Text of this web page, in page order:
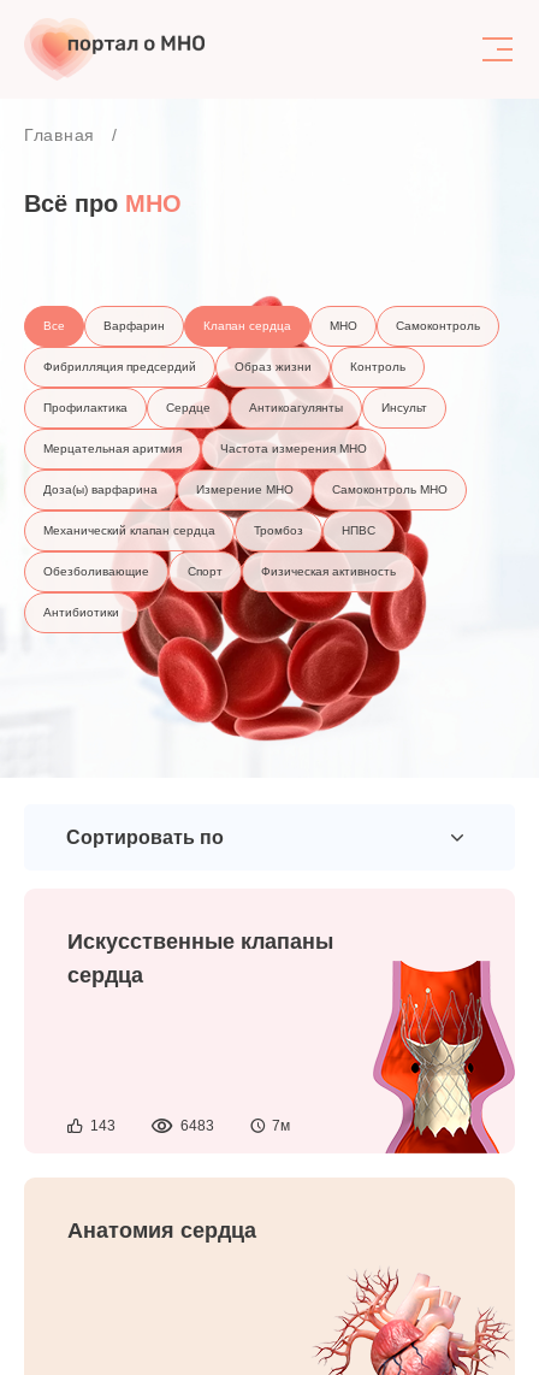
Поиск
Главная
Всё про МНО
Все Варфарин Клапан сердца МНО Самоконтроль
Фибрилляция предсердий Образ жизни Контроль
Профилактика Сердце Антикоагулянты Инсульт
Мерцательная аритмия Частота измерения МНО
Доза(ы) варфарина Измерение МНО Самоконтроль МНО
Механический клапан сердца Тромбоз НПВС
Обезболивающие Спорт Физическая активность
Антибиотики
Сортировать по
Искусственные клапаны
сердца
143 6483 7м
Анатомия сердца